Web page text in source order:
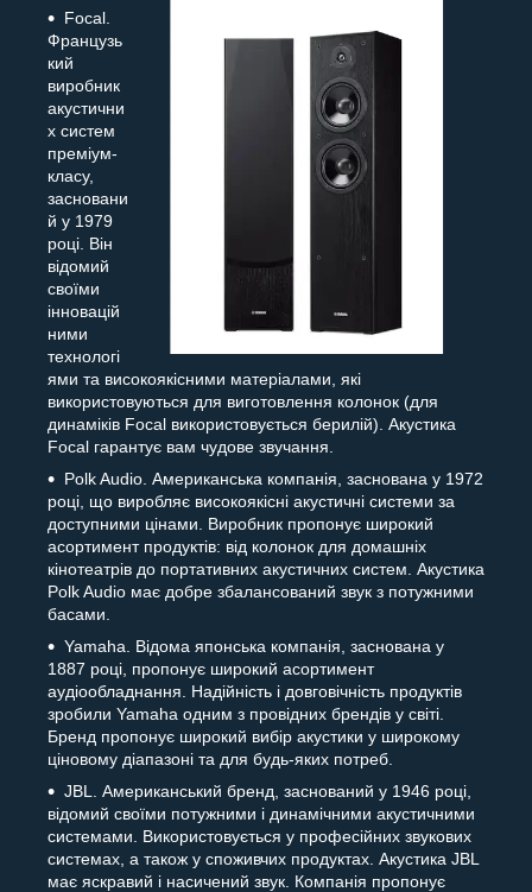
Focal.
Французь
кий
виробник
акустични
х систем
преміум-
класу,
засновани
й у 1979
році. Він
відомий
своїми
інновацій
ними
технологі
ями та високоякісними матеріалами, які
використовуються для виготовлення колонок (для
динаміків Focal використовується берилій). Акустика
Focal гарантує вам чудове звучання.
Polk Audio. Американська компанія, заснована у 1972
році, що виробляє високоякісні акустичні системи за
доступними цінами. Виробник пропонує широкий
асортимент продуктів: від колонок для домашніх
кінотеатрів до портативних акустичних систем. Акустика
Polk Audio має добре збалансований звук з потужними
басами.
Yamaha. Відома японська компанія, заснована у
1887 році, пропонує широкий асортимент
аудіообладнання. Надійність і довговічність продуктів
зробили Yamaha одним з провідних брендів у світі.
Бренд пропонує широкий вибір акустики у широкому
ціновому діапазоні та для будь-яких потреб.
JBL. Американський бренд, заснований у 1946 році,
відомий своїми потужними і динамічними акустичними
системами. Використовується у професійних звукових
системах, а також у споживчих продуктах. Акустика JBL
має яскравий і насичений звук. Компанія пропонує